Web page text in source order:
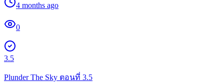
4 months ago
0
3.5
Plunder The Sky ตอนที่ 3.5